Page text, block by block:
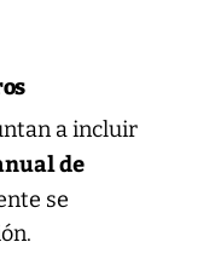
a incluir
de
se